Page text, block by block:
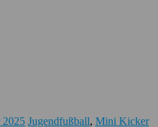
2025 Jugendfußball, Mini Kicker